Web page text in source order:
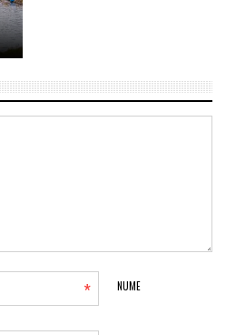
NUME
*